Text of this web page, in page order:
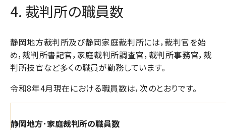
4. 裁判所の職員数
静岡地方裁判所及び静岡家庭裁判所には，裁判官を始
め，裁判所書記官，家庭裁判所調査官，裁判所事務官，裁
判所技官など多くの職員が勤務しています。
令和8年4月現在における職員数は，次のとおりです。
静岡地方･家庭裁判所の職員数